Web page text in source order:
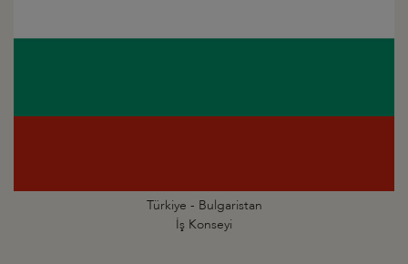
Türkiye - Bulgaristan
İş Konseyi